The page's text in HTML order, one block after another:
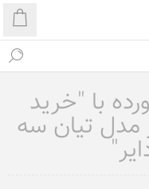
با "خرید
مدل تیان سه